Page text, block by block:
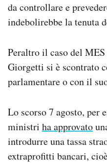
da controllare e
indebolirebbe la tenuta
Peraltro il caso del
Giorgetti si è scontrato
parlamentare o con il
Lo scorso 7 agosto, per
ministri ha approvato
introdurre una tassa
extraprofitti bancari,